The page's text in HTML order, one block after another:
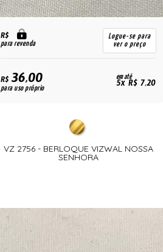
R$
para revenda
Logue-se para
ver o preço
R$36,00
para uso próprio
em até
5x R$ 7,20
VZ 2756 - BERLOQUE VIZWAL NOSSA
SENHORA